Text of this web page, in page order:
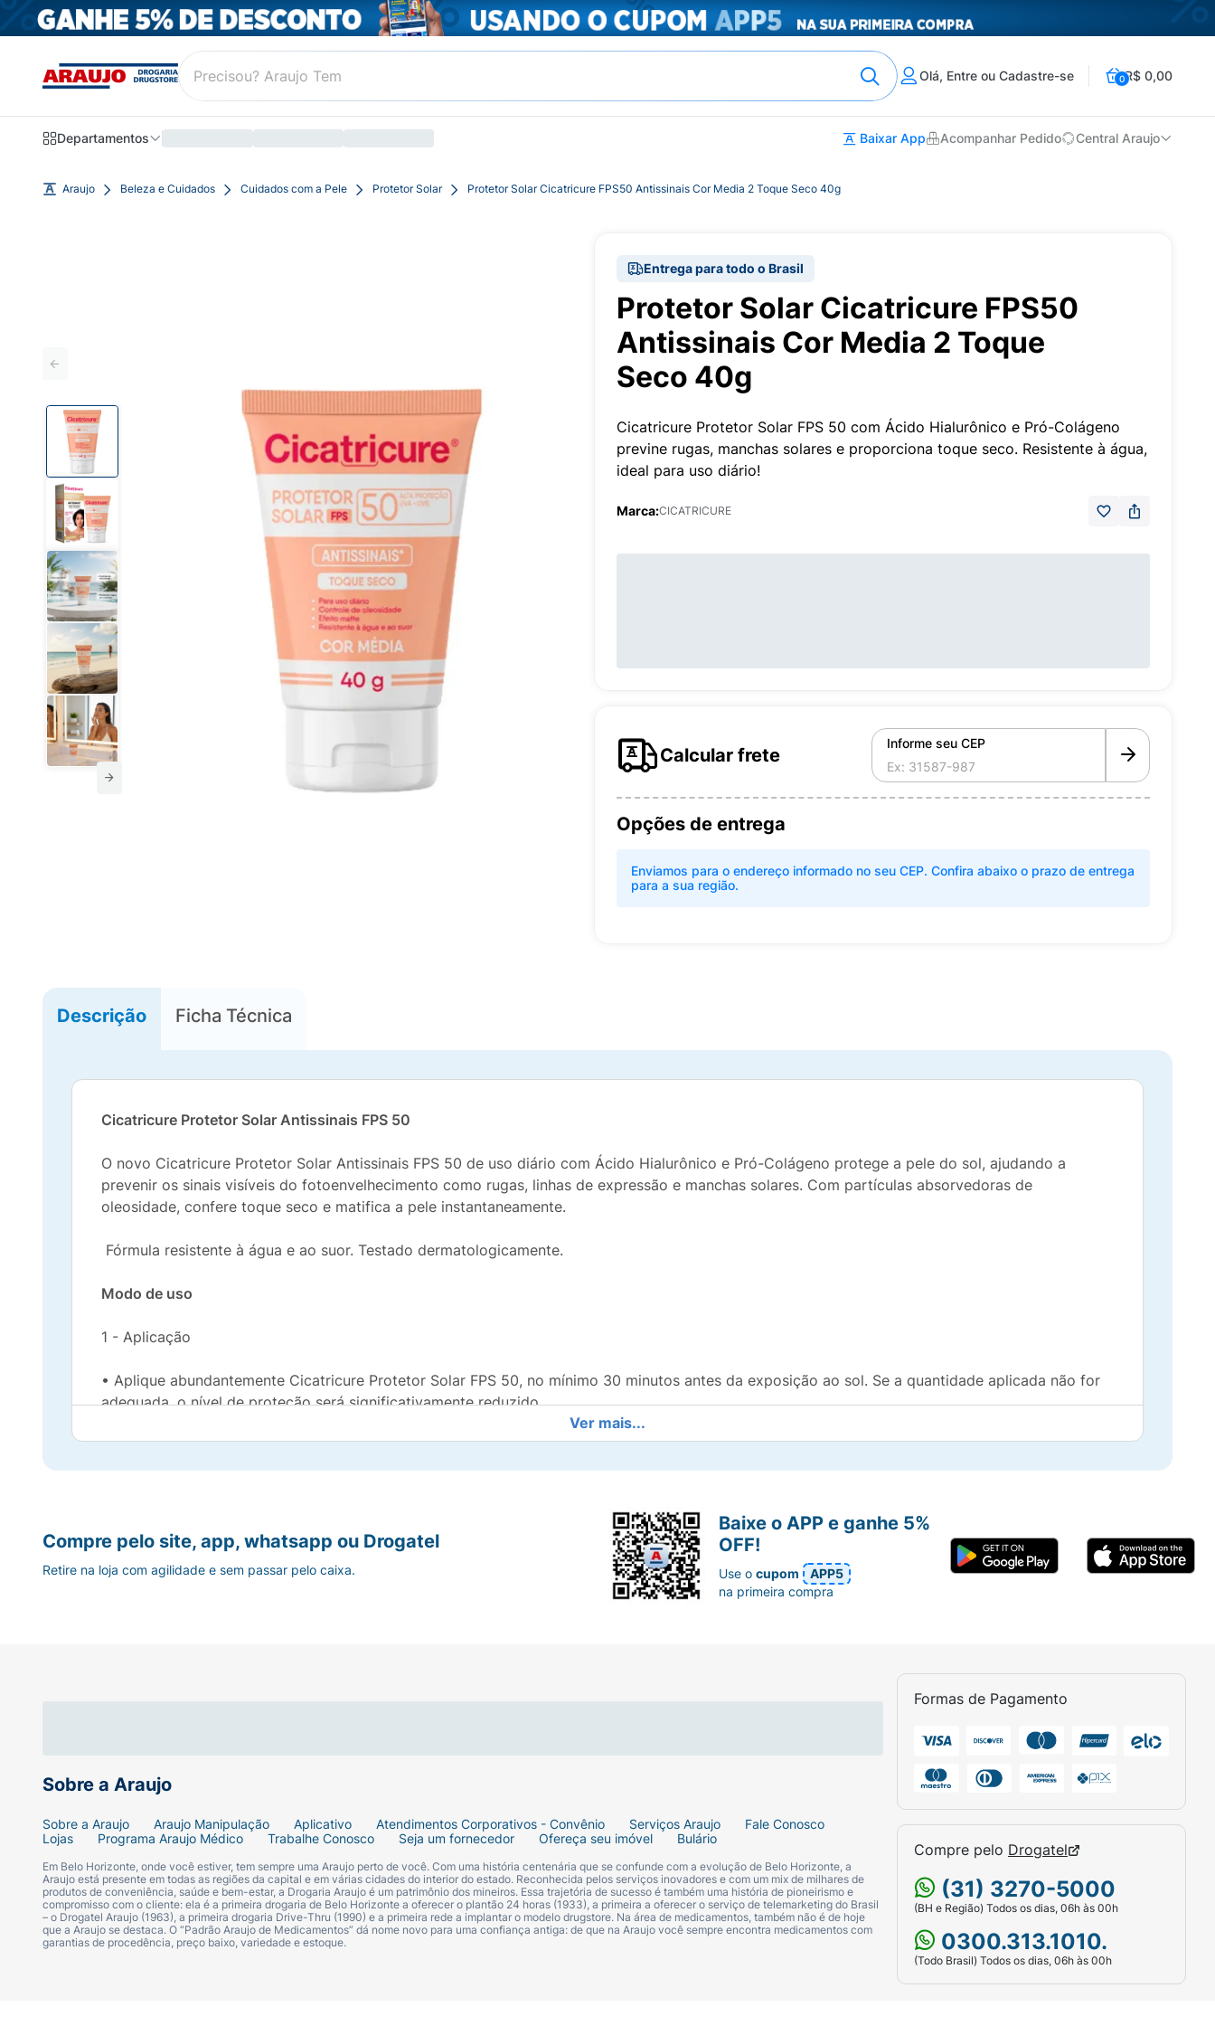
Olá, Entre ou Cadastre-se 0R$ 0,00
Departamentos Baixar App Acompanhar Pedido Central Araujo
Araujo Beleza e Cuidados Cuidados com a Pele Protetor Solar Protetor Solar Cicatricure FPS50 Antissinais Cor Media 2 Toque Seco 40g
Entrega para todo o Brasil
Protetor Solar Cicatricure FPS50
Antissinais Cor Media 2 Toque
Seco 40g
Cicatricure Protetor Solar FPS 50 com Ácido Hialurônico e Pró-Colágeno
previne rugas, manchas solares e proporciona toque seco. Resistente à água,
ideal para uso diário!
Marca:CICATRICURE
Calcular frete
Informe seu CEP
Opções de entrega
Enviamos para o endereço informado no seu CEP. Confira abaixo o prazo de entrega
para a sua região.
Descrição Ficha Técnica
Cicatricure Protetor Solar Antissinais FPS 50
O novo Cicatricure Protetor Solar Antissinais FPS 50 de uso diário com Ácido Hialurônico e Pró-Colágeno protege a pele do sol, ajudando a
prevenir os sinais visíveis do fotoenvelhecimento como rugas, linhas de expressão e manchas solares. Com partículas absorvedoras de
oleosidade, confere toque seco e matifica a pele instantaneamente.
Fórmula resistente à água e ao suor. Testado dermatologicamente.
Modo de uso
1 - Aplicação
• Aplique abundantemente Cicatricure Protetor Solar FPS 50, no mínimo 30 minutos antes da exposição ao sol. Se a quantidade aplicada não for
adequada, o nível de proteção será significativamente reduzido.
2 - Frequência
Ver mais...
Sobre a Araujo
Sobre a Araujo Araujo Manipulação Aplicativo Atendimentos Corporativos - Convênio Serviços Araujo
Fale Conosco
Lojas
Programa Araujo Médico Trabalhe Conosco Seja um fornecedor Ofereça seu imóvel Bulário
Em Belo Horizonte, onde você estiver, tem sempre uma Araujo perto de você. Com uma história centenária que se confunde com a evolução de Belo Horizonte, a
Araujo está presente em todas as regiões da capital e em várias cidades do interior do estado. Reconhecida pelos serviços inovadores e com um mix de milhares de
produtos de conveniência, saúde e bem-estar, a Drogaria Araujo é um patrimônio dos mineiros. Essa trajetória de sucesso é também uma história de pioneirismo e
compromisso com o cliente: ela é a primeira drogaria de Belo Horizonte a oferecer o plantão 24 horas (1933), a primeira a oferecer o serviço de telemarketing do Brasil
– o Drogatel Araujo (1963), a primeira drogaria Drive-Thru (1990) e a primeira rede a implantar o modelo drugstore. Na área de medicamentos, também não é de hoje
que a Araujo se destaca. O “Padrão Araujo de Medicamentos” dá nome novo para uma confiança antiga: de que na Araujo você sempre encontra medicamentos com
garantias de procedência, preço baixo, variedade e estoque.
Formas de Pagamento
Compre pelo Drogatel
(31) 3270-5000
(BH e Região) Todos os dias, 06h às 00h
0300.313.1010.
(Todo Brasil) Todos os dias, 06h às 00h
Compre pelo site, app, whatsapp ou Drogatel
Retire na loja com agilidade e sem passar pelo caixa.
Baixe o APP e ganhe 5%
OFF!
Use ocupom
APP5
na primeira compra